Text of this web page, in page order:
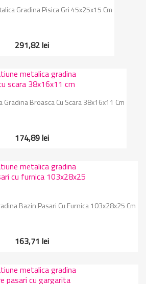
Gradina Pisica Gri 45x25x15 Cm
291,82 lei
Broasca Cu Scara 38x16x11 Cm
174,89 lei
Bazin Pasari Cu Furnica 103x28x25 Cm
163,71 lei